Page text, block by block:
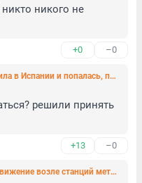
никого не
+0 –0
Пара россиян пять лет нелегально жила в Испании и попалась, пытаясь вернуться на родину через Финляндию
решили принять
+13 –0
Праздник Ураза-байрам перекроет движение возле станций метро «Горьковская» и «Садовая»